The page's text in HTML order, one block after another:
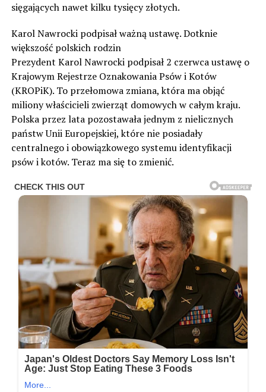
sięgających nawet kilku tysięcy złotych.
Karol Nawrocki podpisał ważną ustawę. Dotknie
większość polskich rodzin
Prezydent Karol Nawrocki podpisał 2 czerwca ustawę o
Krajowym Rejestrze Oznakowania Psów i Kotów
(KROPiK). To przełomowa zmiana, która ma objąć
miliony właścicieli zwierząt domowych w całym kraju.
Polska przez lata pozostawała jednym z nielicznych
państw Unii Europejskiej, które nie posiadały
centralnego i obowiązkowego systemu identyfikacji
psów i kotów. Teraz ma się to zmienić.